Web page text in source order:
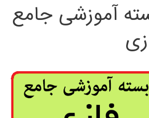
آموزشی جامع